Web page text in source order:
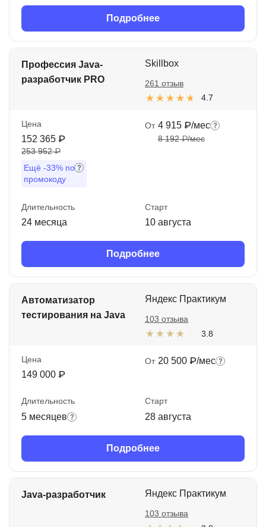
Подробнее
Профессия Java-
разработчик PRO
Skillbox
4.7
261 отзыв
Цена
152 365 ₽
253 952 ₽
Ещё -33% по
промокоду
От 4 915 ₽/мес
8 192 ₽/мес
Длительность
24 месяца
Старт
10 августа
Подробнее
Автоматизатор
тестирования на Java
Яндекс Практикум
3.8
103 отзыва
Цена
149 000 ₽
От 20 500 ₽/мес
Длительность
5 месяцев
Старт
28 августа
Подробнее
Java-разработчик Яндекс Практикум
103 отзыва